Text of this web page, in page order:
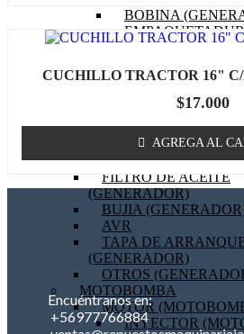
BOBINA
(GENERADOR)
MOTOR DE
(GENERADOR)
FILTRO DE AIRE
(GENERADOR)
FILTRO DE
(GENERADOR)
FILTRO DE ACEITE
(GENERADOR)
BUJIA
AVR
TAPA DE
(GENERADOR)
OTROS
MOTOBOMBA
MOTOR
INYECTOR
CUCHILLO TRACTOR 16"
$17.000
AGREGA AL
Encuéntranos en:
+56977766884